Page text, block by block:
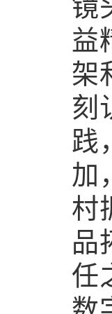
镜
益
架
刻
践
加
村
品
任